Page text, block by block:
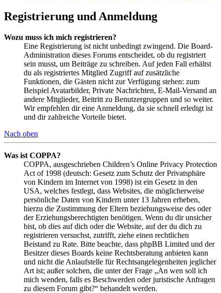
Registrierung und Anmeldung
Wozu muss ich mich registrieren?
Eine Registrierung ist nicht unbedingt zwingend. Die Board-
Administration dieses Forums entscheidet, ob du registriert
sein musst, um Beiträge zu schreiben. Auf jeden Fall erhältst
du als registriertes Mitglied Zugriff auf zusätzliche
Funktionen, die Gästen nicht zur Verfügung stehen: zum
Beispiel Avatarbilder, Private Nachrichten, E-Mail-Versand an
andere Mitglieder, Beitritt zu Benutzergruppen und so weiter.
Wir empfehlen dir eine Anmeldung, da sie schnell erledigt ist
und dir zahlreiche Vorteile bietet.
Nach oben
Was ist COPPA?
COPPA, ausgeschrieben Children’s Online Privacy Protection
Act of 1998 (deutsch: Gesetz zum Schutz der Privatsphäre
von Kindern im Internet von 1998) ist ein Gesetz in den
USA, welches festlegt, dass Websites, die möglicherweise
persönliche Daten von Kindern unter 13 Jahren erheben,
hierzu die Zustimmung der Eltern beziehungsweise des oder
der Erziehungsberechtigten benötigen. Wenn du dir unsicher
bist, ob dies auf dich oder die Website, auf der du dich zu
registrieren versuchst, zutrifft, ziehe einen rechtlichen
Beistand zu Rate. Bitte beachte, dass phpBB Limited und der
Besitzer dieses Boards keine Rechtsberatung anbieten kann
und nicht die Anlaufstelle für Rechtsangelegenheiten jeglicher
Art ist; außer solchen, die unter der Frage „An wen soll ich
mich wenden, falls es Beschwerden oder juristische Anfragen
zu diesem Forum gibt?“ behandelt werden.